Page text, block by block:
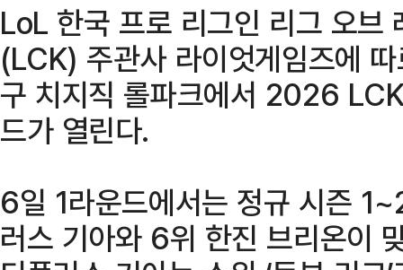
LoL 한국 프로 리그인 리그 오브
(LCK) 주관사 라이엇게임즈에
구 치지직 롤파크에서 2026
드가 열린다.
6일 1라운드에서는 정규 시즌
러스 기아와 6위 한진 브리온이